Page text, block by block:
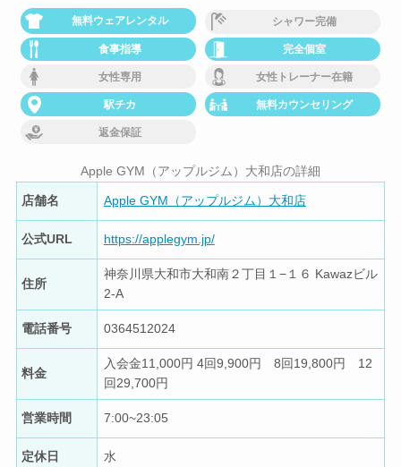
無料ウェアレンタル シャワー完備
食事指導 完全個室
女性専用 女性トレーナー在籍
駅チカ 無料カウンセリング
返金保証
Apple GYM（アップルジム）大和店の詳細
店舗名 Apple GYM（アップルジム）大和店
公式URL https://applegym.jp/
住所
神奈川県大和市大和南２丁目１−１６ Kawazビル
2-A
電話番号 0364512024
料金
入会金11,000円 4回9,900円 8回19,800円 12
回29,700円
営業時間 7:00~23:05
定休日 水